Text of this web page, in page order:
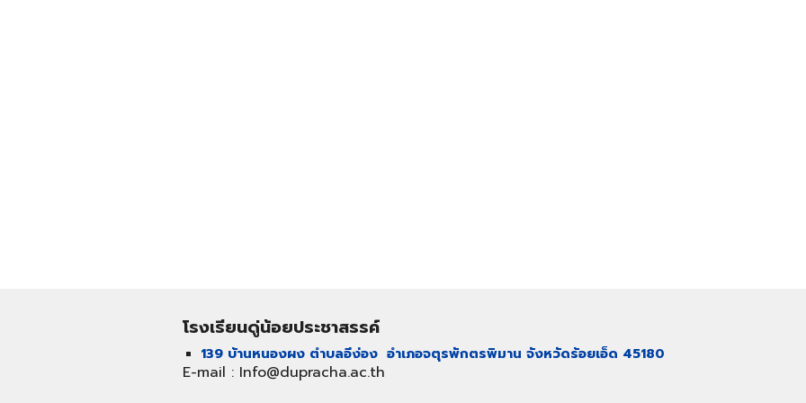
โรงเรียนดู่น้อยประชาสรรค์
139 บ้านหนองผง ตำบลอีง่อง อำเภอจตุรพักตรพิมาน จังหวัดร้อยเอ็ด 45180
E-mail : Info@dupracha.ac.th